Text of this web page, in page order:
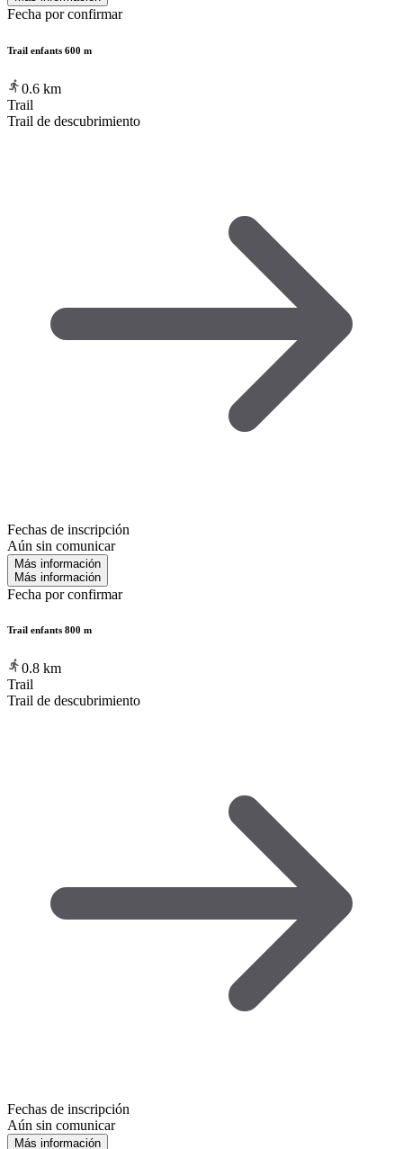
Fecha por confirmar
Trail enfants 600 m
0.6 km
Trail
Trail de descubrimiento
Fechas de inscripción
Aún sin comunicar
Más información
Más información
Fecha por confirmar
Trail enfants 800 m
0.8 km
Trail
Trail de descubrimiento
Fechas de inscripción
Aún sin comunicar
Más información